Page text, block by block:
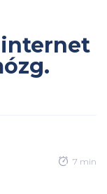
internet
7 min